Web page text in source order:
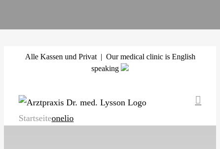
Alle Kassen und Privat | Our medical clinic is English
speaking
Startseiteonelio